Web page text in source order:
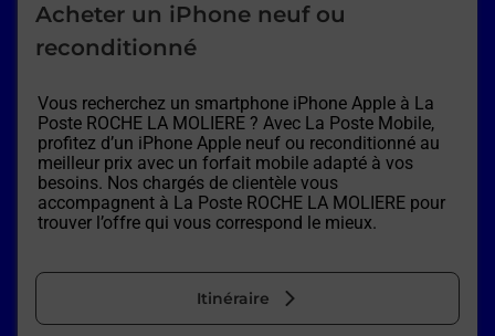
Acheter un iPhone neuf ou
reconditionné
Vous recherchez un smartphone iPhone Apple à La
Poste ROCHE LA MOLIERE ? Avec La Poste Mobile,
profitez d’un iPhone Apple neuf ou reconditionné au
meilleur prix avec un forfait mobile adapté à vos
besoins. Nos chargés de clientèle vous
accompagnent à La Poste ROCHE LA MOLIERE pour
trouver l’offre qui vous correspond le mieux.
Itinéraire